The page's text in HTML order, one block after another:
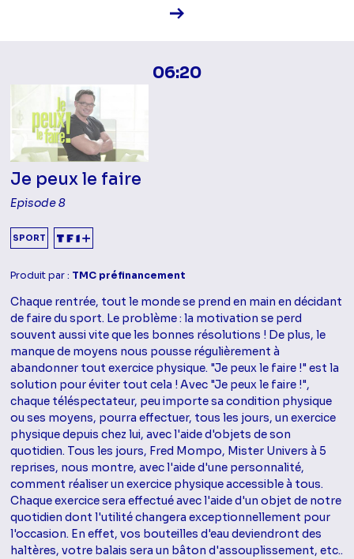
Voir la fiche diffusion
06:20
Je peux le faire
Episode 8
SPORT
Produit par : TMC préfinancement
Chaque rentrée, tout le monde se prend en main en décidant
de faire du sport. Le problème : la motivation se perd
souvent aussi vite que les bonnes résolutions ! De plus, le
manque de moyens nous pousse régulièrement à
abandonner tout exercice physique. "Je peux le faire !" est la
solution pour éviter tout cela ! Avec "Je peux le faire !",
chaque téléspectateur, peu importe sa condition physique
ou ses moyens, pourra effectuer, tous les jours, un exercice
physique depuis chez lui, avec l'aide d'objets de son
quotidien. Tous les jours, Fred Mompo, Mister Univers à 5
reprises, nous montre, avec l'aide d'une personnalité,
comment réaliser un exercice physique accessible à tous.
Chaque exercice sera effectué avec l'aide d'un objet de notre
quotidien dont l'utilité changera exceptionnellement pour
l'occasion. En effet, vos bouteilles d'eau deviendront des
haltères, votre balais sera un bâton d'assouplissement, etc..